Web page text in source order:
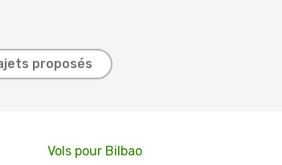
proposés
Vols pour Bilbao